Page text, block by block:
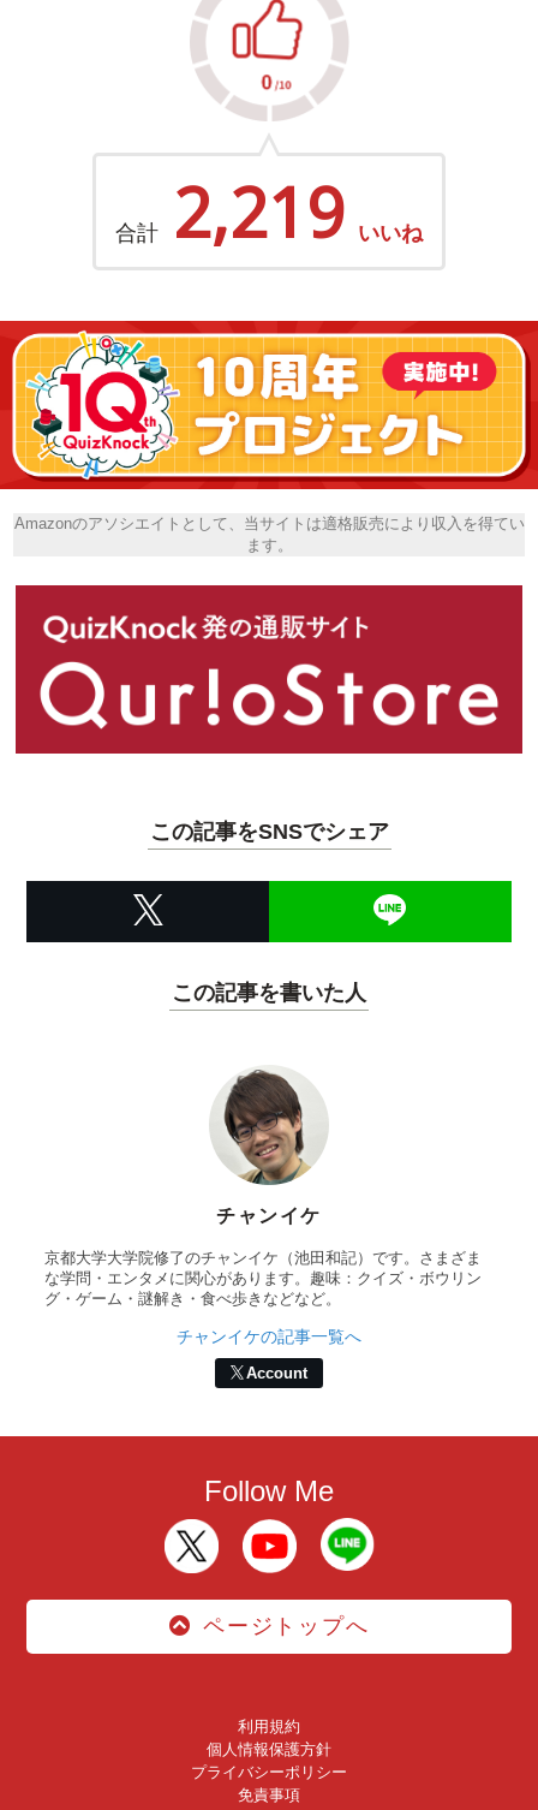
合計 2,219 いいね
Amazonのアソシエイトとして、当サイトは適格販売により収入を得てい
ます。
この記事をSNSでシェア
この記事を書いた人
チャンイケ
京都大学大学院修了のチャンイケ（池田和記）です。さまざま
な学問・エンタメに関心があります。趣味：クイズ・ボウリン
グ・ゲーム・謎解き・食べ歩きなどなど。
チャンイケの記事一覧へ
Account
Follow Me
ページトップへ
利用規約
個人情報保護方針
プライバシーポリシー
免責事項